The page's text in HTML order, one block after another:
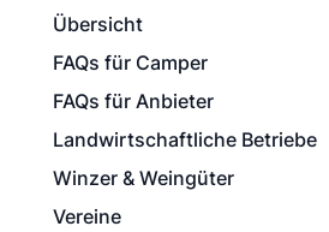
Übersicht
FAQs für Camper
FAQs für Anbieter
Landwirtschaftliche Betriebe
Winzer & Weingüter
Vereine